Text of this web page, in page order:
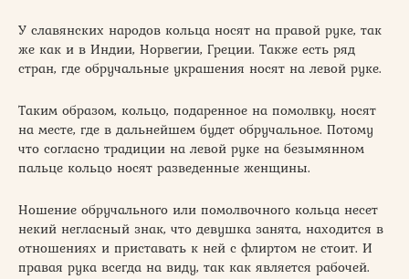
У славянских народов кольца носят на правой руке, так
же как и в Индии, Норвегии, Греции. Также есть ряд
стран, где обручальные украшения носят на левой руке.
Таким образом, кольцо, подаренное на помолвку, носят
на месте, где в дальнейшем будет обручальное. Потому
что согласно традиции на левой руке на безымянном
пальце кольцо носят разведенные женщины.
Ношение обручального или помолвочного кольца несет
некий негласный знак, что девушка занята, находится в
отношениях и приставать к ней с флиртом не стоит. И
правая рука всегда на виду, так как является рабочей.